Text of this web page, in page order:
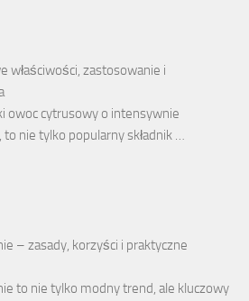
właściwości, zastosowanie i
owoc cytrusowy o intensywnie
nie tylko popularny składnik …
– zasady, korzyści i praktyczne
to nie tylko modny trend, ale kluczowy